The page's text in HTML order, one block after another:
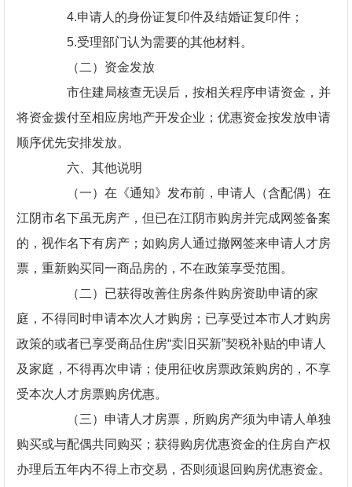
4.申请人的身份证复印件及结婚证复印件；
5.受理部门认为需要的其他材料。
（二）资金发放
市住建局核查无误后，按相关程序申请资金，并
将资金拨付至相应房地产开发企业；优惠资金按发放申请
顺序优先安排发放。
六、其他说明
（一）在《通知》发布前，申请人（含配偶）在
江阴市名下虽无房产，但已在江阴市购房并完成网签备案
的，视作名下有房产；如购房人通过撤网签来申请人才房
票，重新购买同一商品房的，不在政策享受范围。
（二）已获得改善住房条件购房资助申请的家
庭，不得同时申请本次人才购房；已享受过本市人才购房
政策的或者已享受商品住房“卖旧买新”契税补贴的申请人
及家庭，不得再次申请；使用征收房票政策购房的，不享
受本次人才房票购房优惠。
（三）申请人才房票，所购房产须为申请人单独
购买或与配偶共同购买；获得购房优惠资金的住房自产权
办理后五年内不得上市交易，否则须退回购房优惠资金。